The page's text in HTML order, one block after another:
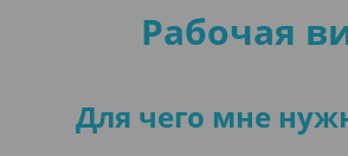
Рабочая
Для чего мне